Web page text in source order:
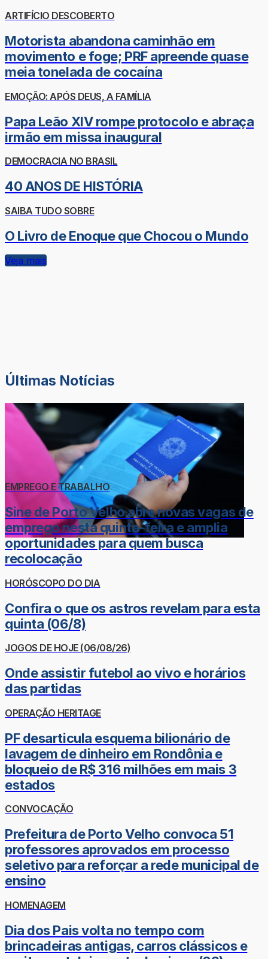
ARTIFÍCIO DESCOBERTO
Motorista abandona caminhão em
movimento e foge; PRF apreende quase
meia tonelada de cocaína
EMOÇÃO: APÓS DEUS, A FAMÍLIA
Papa Leão XIV rompe protocolo e abraça
irmão em missa inaugural
DEMOCRACIA NO BRASIL
40 ANOS DE HISTÓRIA
SAIBA TUDO SOBRE
O Livro de Enoque que Chocou o Mundo
Veja mais
Últimas Notícias
EMPREGO E TRABALHO
Sine de Porto Velho abre novas vagas de
emprego nesta quinta-feira e amplia
oportunidades para quem busca
recolocação
HORÓSCOPO DO DIA
Confira o que os astros revelam para esta
quinta (06/8)
JOGOS DE HOJE (06/08/26)
Onde assistir futebol ao vivo e horários
das partidas
OPERAÇÃO HERITAGE
PF desarticula esquema bilionário de
lavagem de dinheiro em Rondônia e
bloqueio de R$ 316 milhões em mais 3
estados
CONVOCAÇÃO
Prefeitura de Porto Velho convoca 51
professores aprovados em processo
seletivo para reforçar a rede municipal de
ensino
HOMENAGEM
Dia dos Pais volta no tempo com
brincadeiras antigas, carros clássicos e